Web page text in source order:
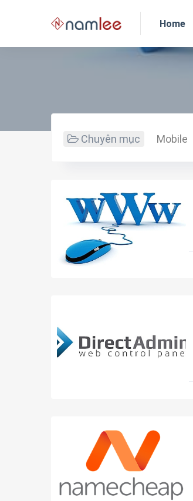
Home
Chuyên mục Mobile